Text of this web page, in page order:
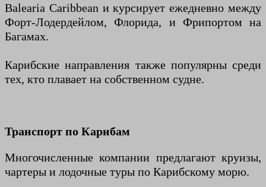
Balearia Caribbean и курсирует ежедневно между
Форт-Лодердейлом, Флорида, и Фрипортом на
Багамах.
Карибские направления также популярны среди
тех, кто плавает на собственном судне.
Транспорт по Карибам
Многочисленные компании предлагают круизы,
чартеры и лодочные туры по Карибскому морю.